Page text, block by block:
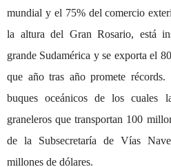
mundial y el 75% del comercio
la altura del Gran Rosario, está
grande Sudamérica y se exporta el
que año tras año promete
buques oceánicos de los cuales
graneleros que transportan 100
de la Subsecretaría de Vías
millones de dólares.